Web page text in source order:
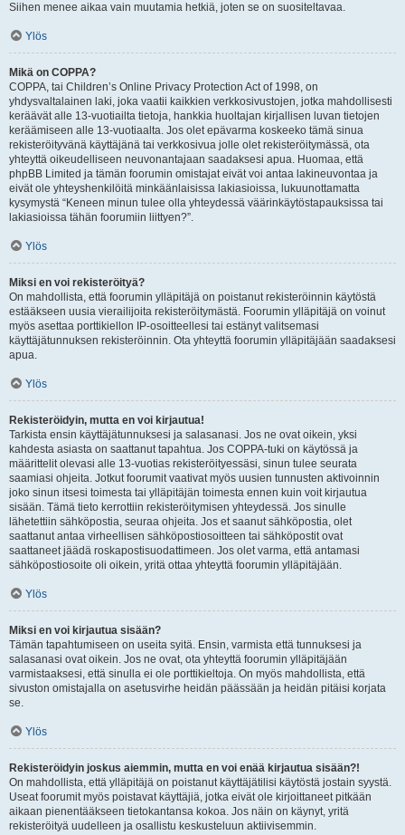
Siihen menee aikaa vain muutamia hetkiä, joten se on suositeltavaa.
Ylös
Mikä on COPPA?
COPPA, tai Children’s Online Privacy Protection Act of 1998, on
yhdysvaltalainen laki, joka vaatii kaikkien verkkosivustojen, jotka mahdollisesti
keräävät alle 13-vuotiailta tietoja, hankkia huoltajan kirjallisen luvan tietojen
keräämiseen alle 13-vuotiaalta. Jos olet epävarma koskeeko tämä sinua
rekisteröityvänä käyttäjänä tai verkkosivua jolle olet rekisteröitymässä, ota
yhteyttä oikeudelliseen neuvonantajaan saadaksesi apua. Huomaa, että
phpBB Limited ja tämän foorumin omistajat eivät voi antaa lakineuvontaa ja
eivät ole yhteyshenkilöitä minkäänlaisissa lakiasioissa, lukuunottamatta
kysymystä “Keneen minun tulee olla yhteydessä väärinkäytöstapauksissa tai
lakiasioissa tähän foorumiin liittyen?”.
Ylös
Miksi en voi rekisteröityä?
On mahdollista, että foorumin ylläpitäjä on poistanut rekisteröinnin käytöstä
estääkseen uusia vierailijoita rekisteröitymästä. Foorumin ylläpitäjä on voinut
myös asettaa porttikiellon IP-osoitteellesi tai estänyt valitsemasi
käyttäjätunnuksen rekisteröinnin. Ota yhteyttä foorumin ylläpitäjään saadaksesi
apua.
Ylös
Rekisteröidyin, mutta en voi kirjautua!
Tarkista ensin käyttäjätunnuksesi ja salasanasi. Jos ne ovat oikein, yksi
kahdesta asiasta on saattanut tapahtua. Jos COPPA-tuki on käytössä ja
määrittelit olevasi alle 13-vuotias rekisteröityessäsi, sinun tulee seurata
saamiasi ohjeita. Jotkut foorumit vaativat myös uusien tunnusten aktivoinnin
joko sinun itsesi toimesta tai ylläpitäjän toimesta ennen kuin voit kirjautua
sisään. Tämä tieto kerrottiin rekisteröitymisen yhteydessä. Jos sinulle
lähetettiin sähköpostia, seuraa ohjeita. Jos et saanut sähköpostia, olet
saattanut antaa virheellisen sähköpostiosoitteen tai sähköpostit ovat
saattaneet jäädä roskapostisuodattimeen. Jos olet varma, että antamasi
sähköpostiosoite oli oikein, yritä ottaa yhteyttä foorumin ylläpitäjään.
Ylös
Miksi en voi kirjautua sisään?
Tämän tapahtumiseen on useita syitä. Ensin, varmista että tunnuksesi ja
salasanasi ovat oikein. Jos ne ovat, ota yhteyttä foorumin ylläpitäjään
varmistaaksesi, että sinulla ei ole porttikieltoja. On myös mahdollista, että
sivuston omistajalla on asetusvirhe heidän päässään ja heidän pitäisi korjata
se.
Ylös
Rekisteröidyin joskus aiemmin, mutta en voi enää kirjautua sisään?!
On mahdollista, että ylläpitäjä on poistanut käyttäjätilisi käytöstä jostain syystä.
Useat foorumit myös poistavat käyttäjiä, jotka eivät ole kirjoittaneet pitkään
aikaan pienentääkseen tietokantansa kokoa. Jos näin on käynyt, yritä
rekisteröityä uudelleen ja osallistu keskusteluun aktiivisemmin.